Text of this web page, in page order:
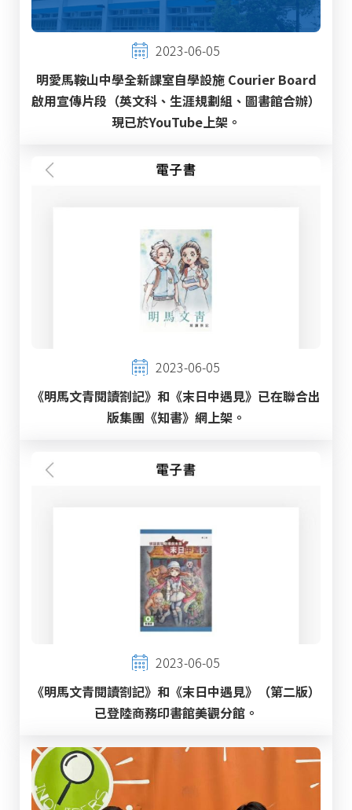
2023-06-05
明愛馬鞍山中學全新課室自學設施 Courier Board
啟用宣傳片段（英文科、生涯規劃組、圖書館合辦）
現已於YouTube上架。
2023-06-05
《明馬文青閱讀劄記》和《末日中遇見》已在聯合出
版集團《知書》網上架。
2023-06-05
《明馬文青閱讀劄記》和《末日中遇見》（第二版）
已登陸商務印書館美觀分館。